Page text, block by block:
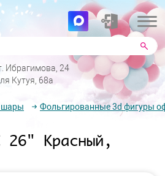
Ибрагимова, 24
Кутуя, 68а
шары Фольгированные 3d фигуры
26" Красный,